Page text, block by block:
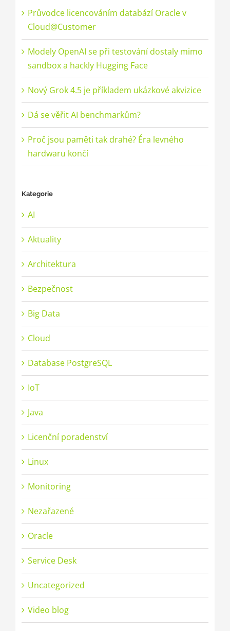
Průvodce licencováním databází Oracle v
Cloud@Customer
Modely OpenAI se při testování dostaly mimo
sandbox a hackly Hugging Face
Nový Grok 4.5 je příkladem ukázkové akvizice
Dá se věřit AI benchmarkům?
Proč jsou paměti tak drahé? Éra levného
hardwaru končí
Kategorie
AI
Aktuality
Architektura
Bezpečnost
Big Data
Cloud
Database PostgreSQL
IoT
Java
Licenční poradenství
Linux
Monitoring
Nezařazené
Oracle
Service Desk
Uncategorized
Video blog